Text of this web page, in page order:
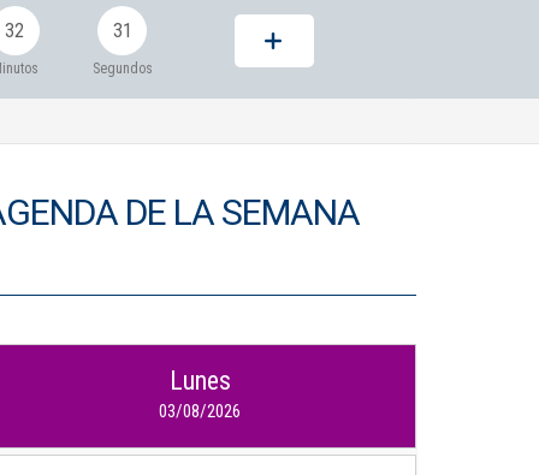
32 29
Segundos
DE LA SEMANA
Lunes
03/08/2026
Posgrados
Planta Docente
Centros
Consultorio Juridico